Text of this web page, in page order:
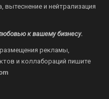
вытеснение и нейтрализация
к вашему бизнесу.
рекламы,
и коллабораций пишите